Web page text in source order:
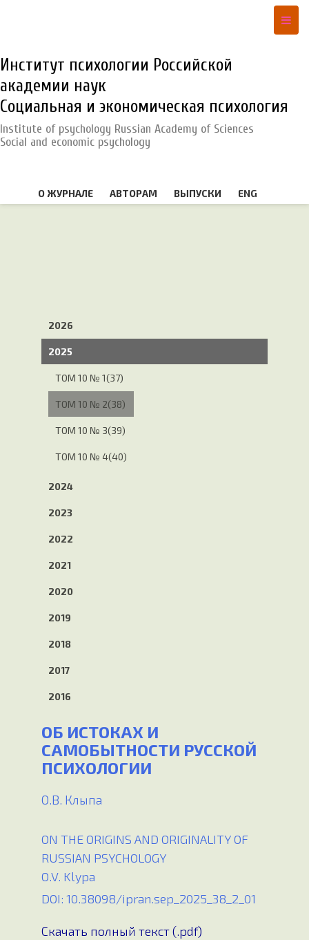
Институт психологии Российской
академии наук
Социальная и экономическая психология
Institute of psychology Russian Academy of Sciences
Social and economic psychology
О ЖУРНАЛЕ АВТОРАМ ВЫПУСКИ ENG
2026
2025
ТОМ 10 № 1(37)
ТОМ 10 № 2(38)
ТОМ 10 № 3(39)
ТОМ 10 № 4(40)
2024
2023
2022
2021
2020
2019
2018
2017
2016
ОБ ИСТОКАХ И
САМОБЫТНОСТИ РУССКОЙ
ПСИХОЛОГИИ
О.В. Клыпа
ON THE ORIGINS AND ORIGINALITY OF
RUSSIAN PSYCHOLOGY
O.V. Klypa
DOI: 10.38098/ipran.sep_2025_38_2_01
Скачать полный текст (.pdf)